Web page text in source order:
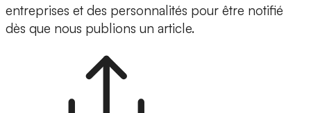
entreprises et des personnalités pour être notifié
dès que nous publions un article.